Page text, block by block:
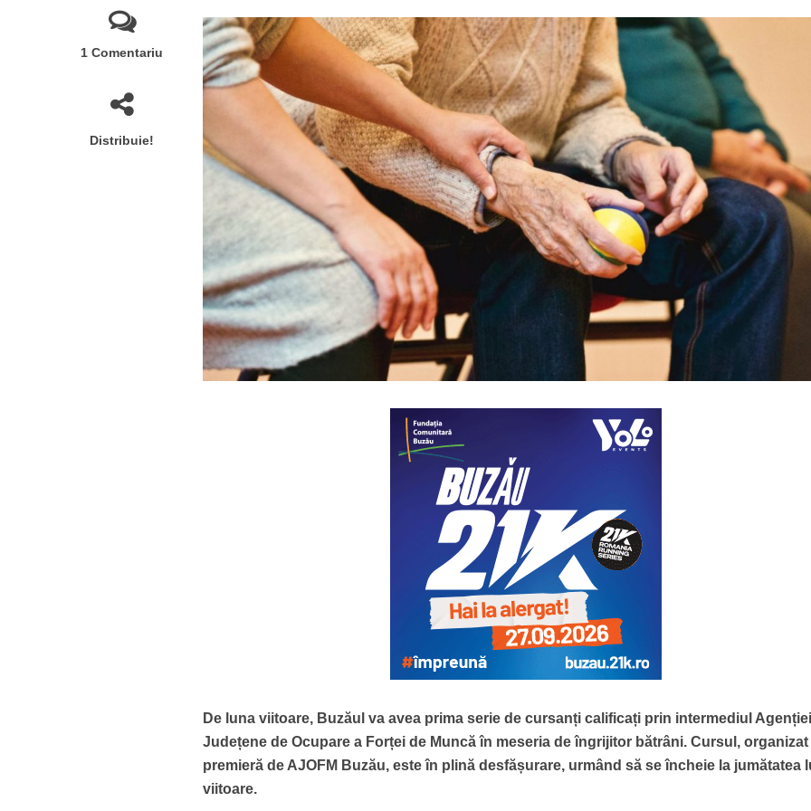
1 Comentariu
Distribuie!
De luna viitoare, Buzăul va avea prima serie de cursanți calificați prin intermediul Agenției
Județene de Ocupare a Forței de Muncă în meseria de îngrijitor bătrâni. Cursul, organizat
premieră de AJOFM Buzău, este în plină desfășurare, urmând să se încheie la jumătatea
viitoare.